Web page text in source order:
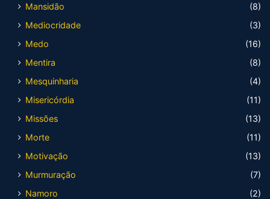
Mansidão
(8)
Mediocridade
(3)
Medo
(16)
Mentira
(8)
Mesquinharia
(4)
Misericórdia
(11)
Missões
(13)
Morte
(11)
Motivação
(13)
Murmuração
(7)
Namoro
(2)